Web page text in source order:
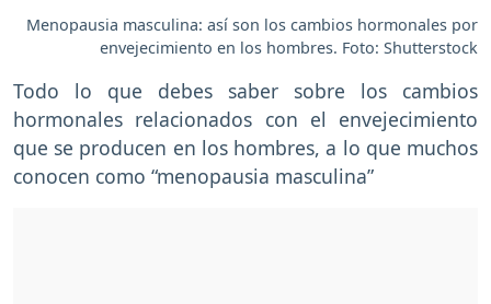
Menopausia masculina: así son los cambios hormonales por
envejecimiento en los hombres. Foto: Shutterstock
Todo lo que debes saber sobre los cambios
hormonales relacionados con el envejecimiento
que se producen en los hombres, a lo que muchos
conocen como “menopausia masculina”